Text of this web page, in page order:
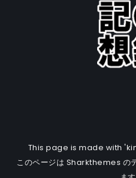
This page is made with
このページは Sharkthemes の